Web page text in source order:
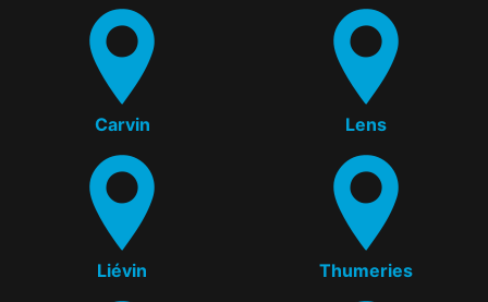
Carvin Lens
Liévin Thumeries